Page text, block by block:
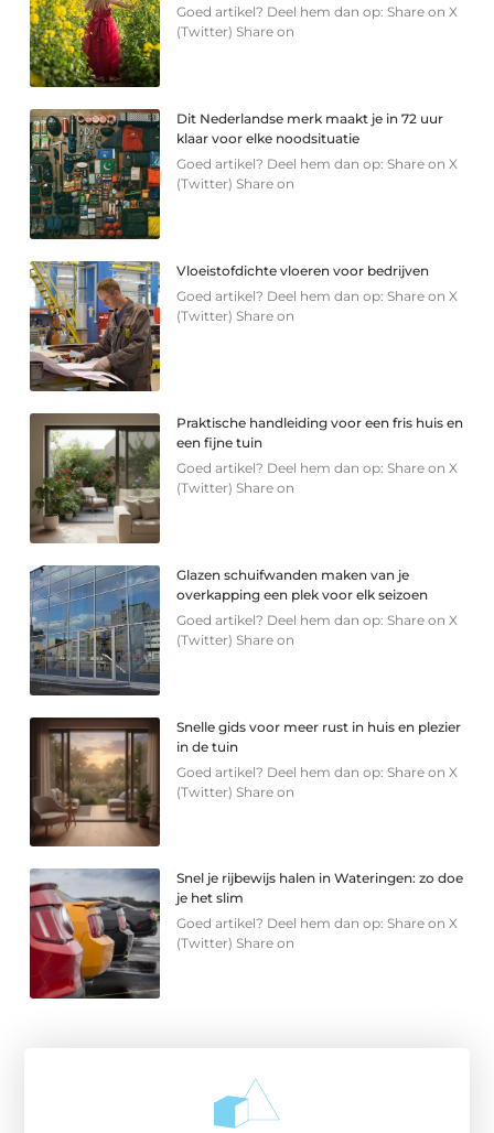
Goed artikel? Deel hem dan op: Share on X
(Twitter) Share on
Dit Nederlandse merk maakt je in 72 uur
klaar voor elke noodsituatie
Goed artikel? Deel hem dan op: Share on X
(Twitter) Share on
Vloeistofdichte vloeren voor bedrijven
Goed artikel? Deel hem dan op: Share on X
(Twitter) Share on
Praktische handleiding voor een fris huis en
een fijne tuin
Goed artikel? Deel hem dan op: Share on X
(Twitter) Share on
Glazen schuifwanden maken van je
overkapping een plek voor elk seizoen
Goed artikel? Deel hem dan op: Share on X
(Twitter) Share on
Snelle gids voor meer rust in huis en plezier
in de tuin
Goed artikel? Deel hem dan op: Share on X
(Twitter) Share on
Snel je rijbewijs halen in Wateringen: zo doe
je het slim
Goed artikel? Deel hem dan op: Share on X
(Twitter) Share on